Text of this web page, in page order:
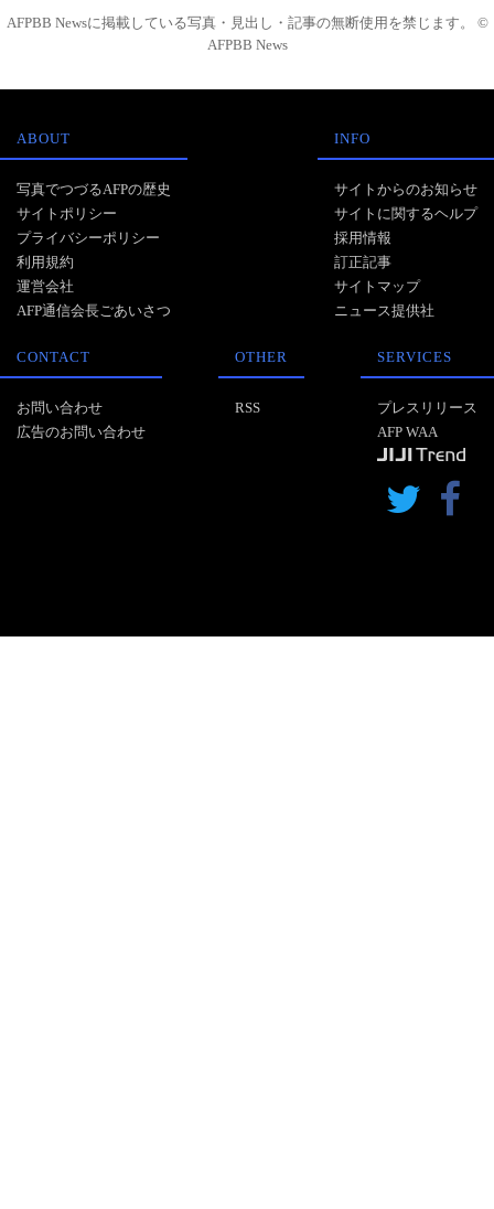
AFPBB Newsに掲載している写真・見出し・記事の無断使用を禁じます。 ©
AFPBB News
ABOUT
写真でつづるAFPの歴史
サイトポリシー
プライバシーポリシー
利用規約
運営会社
AFP通信会長ごあいさつ
INFO
サイトからのお知らせ
サイトに関するヘルプ
採用情報
訂正記事
サイトマップ
ニュース提供社
CONTACT
お問い合わせ
広告のお問い合わせ
OTHER
RSS
SERVICES
プレスリリース
AFP WAA